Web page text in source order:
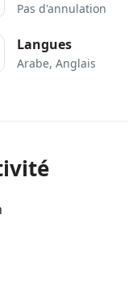
Pas d'annulation
Langues
Arabe, Anglais